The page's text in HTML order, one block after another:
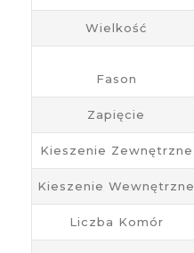
Wielkość
Fason
Zapięcie
Kieszenie Zewnętrzne
Kieszenie Wewnętrzne
Liczba Komór